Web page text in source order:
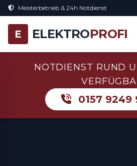
Meisterbetrieb & 24h Notdienst
E ELEKTROPROFI
NOTDIENST RUND
0157 9249